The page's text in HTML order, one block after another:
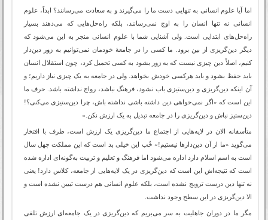
اما آیا علوم انسانی به تنهایی دست ما را می‌گیرند و به سعادت می‌رسانند؟ ابداً، علوم
انسانی نه تنها انسان را به اوج نمی‌رسانند، بلکه راه‌حل‌هایی که می‌دهند بسیار
راه‌حل‌های ابتدایی است. ولی آشنایی شما با علوم انسانی منجر به این می‌شود که
دیگر دین‌گریزی از بین برود. ما کسی را در جامعۀ خودمان نمی‌توانیم به زور دین‌دار
کنیم، اصلاً دین چیزی نیست که به زور بشود به کسی تحمیل کرد، چون استقلال انسان
باید حفظ بشود و باید هرکسی خودش بخواهد. ولی در جامعه به یک چیزی نیاز داریم؛ و
آن اینکه دین‌گریزی و دین‌ستیزی باب نشود، فرهنگ نباشد، رواج نداشته باشد. حرف ما
این است که «اگر نمی‌خواهی دین داشته باشی نداشته باش، چرا دین‌ستیزی می‌کنی؟!
دین‌ستیز نباش و دین‌گریزی را در جامعه تبدیل به یک ارزش نکن.»
متأسفانه الان در لایه‌هایی از اجتماع ما دین‌گریزی یک ارزش است، طرف با افتخار
می‌گوید «ما از آن دین‌دارها نیستیم!» خُب این خیلی بد است که این مملکت چهل سال
است به اسم اسلام دارد اداره می‌شود اما فرهنگ و تعلیم و تربیت به‌گونه‌ای اداره شده
است که نتیجه‌اش این است که دین‌گریزی در یک لایه‌هایی از جامعه، کلاس دارد! یعنی
نه تنها دین درست ترویج نشده است، بلکه علوم انسانی هم درست تبیین نشده است و
الا دین‌گریزی در این سطح وجود نداشت.
مگر ما در دوران جاهلیت به سر می‌بریم که دین‌گریزی در یک جامعه‌ای ارزش تلقی